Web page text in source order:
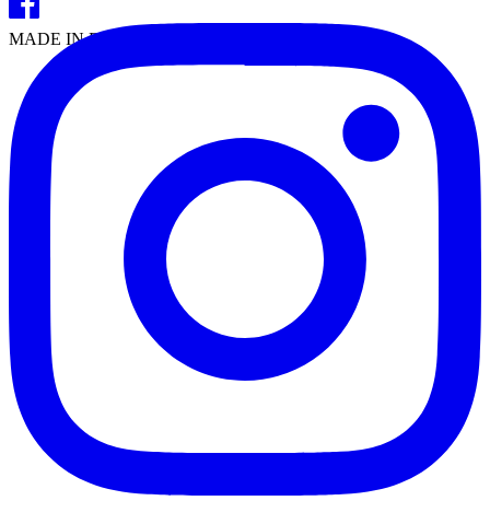
MADE IN EUROPE